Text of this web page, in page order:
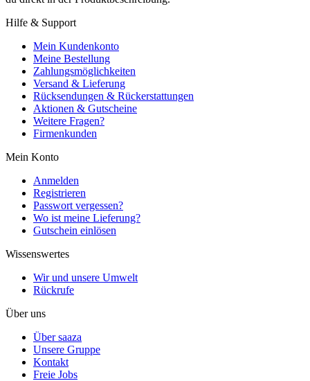
Hilfe & Support
Mein Kundenkonto
Meine Bestellung
Zahlungsmöglichkeiten
Versand & Lieferung
Rücksendungen & Rückerstattungen
Aktionen & Gutscheine
Weitere Fragen?
Firmenkunden
Mein Konto
Anmelden
Registrieren
Passwort vergessen?
Wo ist meine Lieferung?
Gutschein einlösen
Wissenswertes
Wir und unsere Umwelt
Rückrufe
Über uns
Über saaza
Unsere Gruppe
Kontakt
Freie Jobs